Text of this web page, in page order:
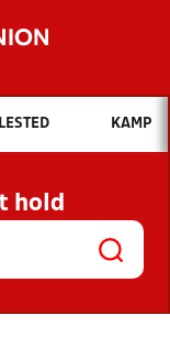
vil du søge efter?
OG NYHEDER
OG
KAMP
hold